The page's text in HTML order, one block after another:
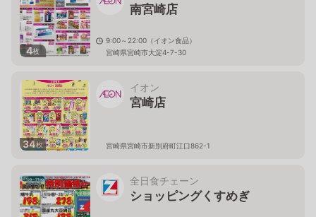
4枚
南宮崎店
9:00～22:00（イオン食品）
宮崎県宮崎市大淀4-7-30
34枚
イオン
宮崎店
宮崎県宮崎市新別府町江口862-1
全日食チェーン
ショッピングくすめぎ